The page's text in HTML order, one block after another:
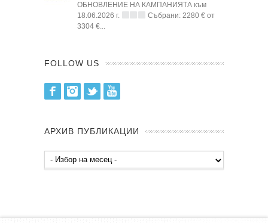
ОБНОВЛЕНИЕ НА КАМПАНИЯТА към
18.06.2026 г.
Събрани: 2280 € от
3304 €...
FOLLOW US
FacebookInstagram
Twitter
АРХИВ ПУБЛИКАЦИИ
Архив
публикации